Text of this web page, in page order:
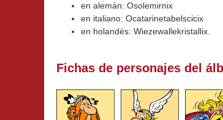
en alemán: Osolemirnix
en italiano: Ocatarinetabelscicix
en holandés: Wiezewallekristallix.
Fichas de personajes del